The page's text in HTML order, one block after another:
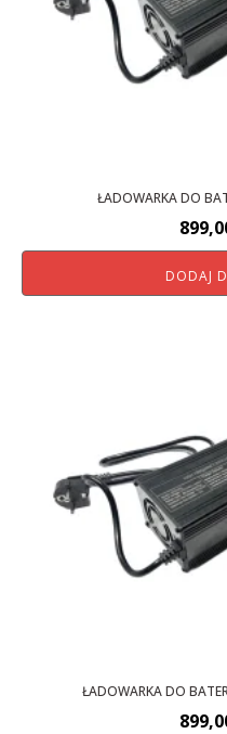
ŁADOWARKA DO
DODAJ
ŁADOWARKA DO